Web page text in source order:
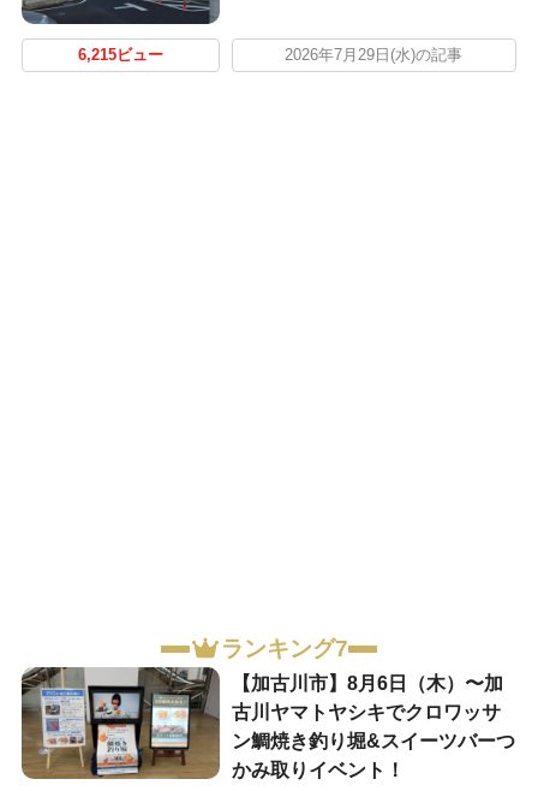
6,215ビュー 2026年7月29日(水)の記事
ランキング7
【加古川市】8月6日（木）〜加
古川ヤマトヤシキでクロワッサ
ン鯛焼き釣り堀&スイーツバーつ
かみ取りイベント！